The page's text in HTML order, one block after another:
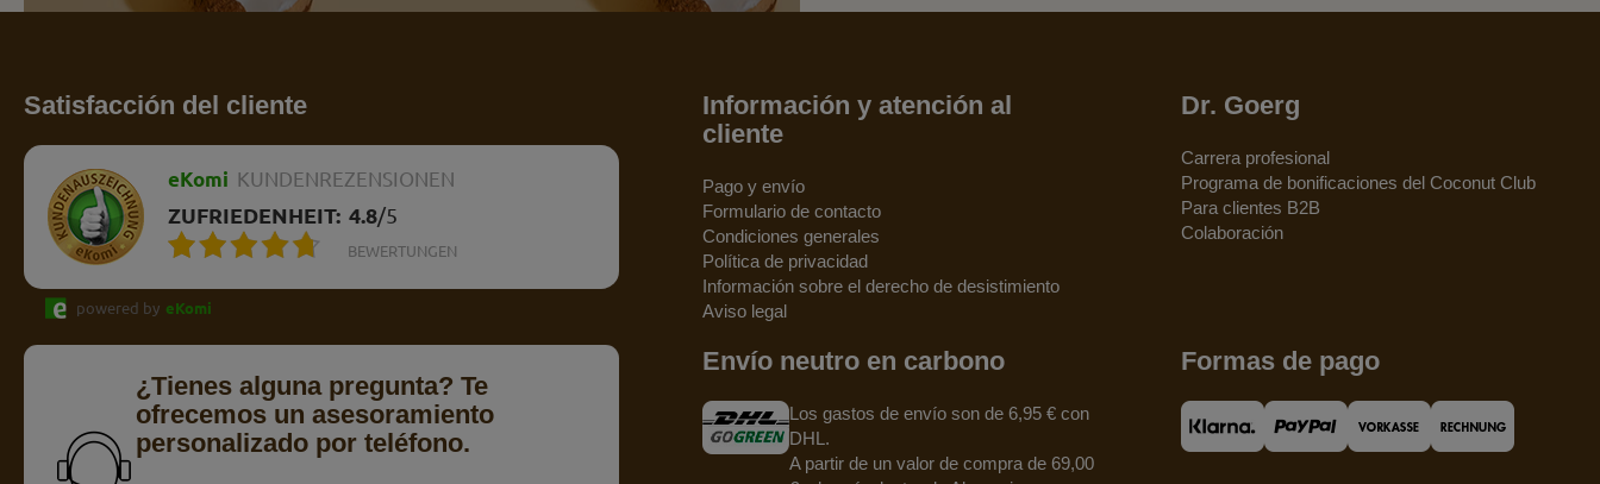
Satisfacción del cliente
eKomi KUNDENREZENSIONEN
ZUFRIEDENHEIT: 4.8/5
BEWERTUNGEN
powered by eKomi
¿Tienes alguna pregunta? Te
ofrecemos un asesoramiento
personalizado por teléfono.
Información y atención al
cliente
Pago y envío
Formulario de contacto
Condiciones generales
Política de privacidad
Información sobre el derecho de desistimiento
Aviso legal
Dr. Goerg
Carrera profesional
Programa de bonificaciones del Coconut Club
Para clientes B2B
Colaboración
Envío neutro en carbono
Los gastos de envío son de 6,95 € con
DHL.
A partir de un valor de compra de 69,00
Formas de pago